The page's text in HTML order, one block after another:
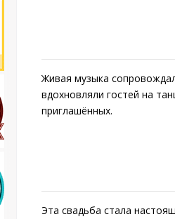
Живая музыка
вдохновляли гостей на
приглашённых.
Эта свадьба стала